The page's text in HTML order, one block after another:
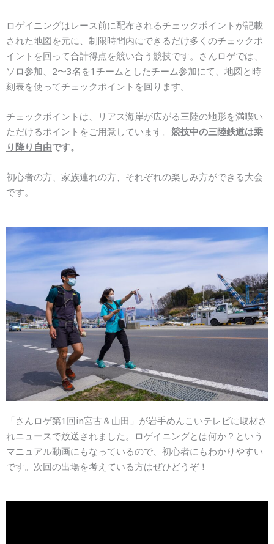
ロゲイニングはレース前に配布されるチェックポイントが記載
された地図を元に、制限時間内にできるだけ多くのチェックポ
イントを回って合計得点を競い合う競技です。さんロゲでは、
ソロ参加、2〜3名を1チームとしたチーム参加にて、地図と時
刻表を使ってチェックポイントを回ります。
チェックポイントは、リアス海岸が広がる三陸の地形を満喫い
ただけるポイントをご用意しています。 競技中の三陸鉄道は乗
り降り自由です。
初心者の方、家族連れの方、それぞれの楽しみ方ができる大会
です。
「さんロゲ第1回in宮古＆山田」が岩手めんこいテレビに取材さ
れニュースで放送されました。ロゲイニングとは何か？という
マニュアル動画にもなっているので、初心者にもわかりやすい
です。次回の出場を考えている方はぜひどうぞ！